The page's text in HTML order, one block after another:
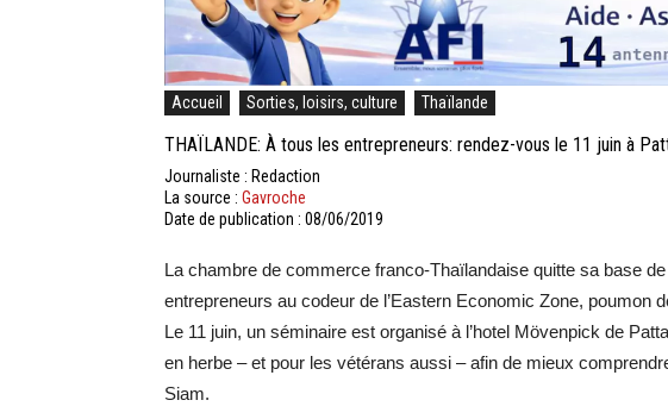
Accueil Sorties, loisirs, culture Thaïlande
THAÏLANDE: À tous les entrepreneurs: rendez-vous le 11 juin à
Journaliste : Redaction
La source : Gavroche
Date de publication : 08/06/2019
La chambre de commerce franco-Thaïlandaise quitte sa base
entrepreneurs au codeur de l’Eastern Economic Zone, poumon
Le 11 juin, un séminaire est organisé à l’hotel Mövenpick de
en herbe – et pour les vétérans aussi – afin de mieux
Siam.